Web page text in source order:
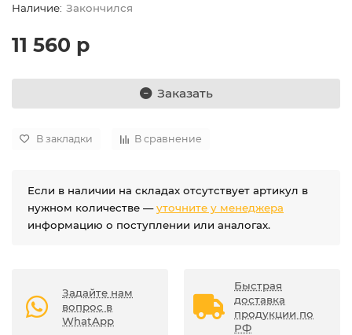
Закончился
11 560 р
Заказать
В закладки В сравнение
Если в наличии на складах отсутствует артикул в
нужном количестве —уточните у менеджера
информацию о поступлении или аналогах.
Задайте нам
вопрос в
WhatApp
Быстрая
доставка
продукции по
РФ